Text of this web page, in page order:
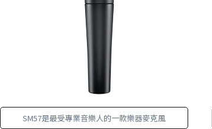
SM57是最受專業音樂人的一款樂器麥克風